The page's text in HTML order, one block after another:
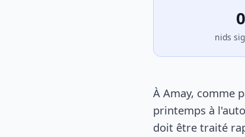
0
nids
À Amay, comme
printemps à
doit être traité